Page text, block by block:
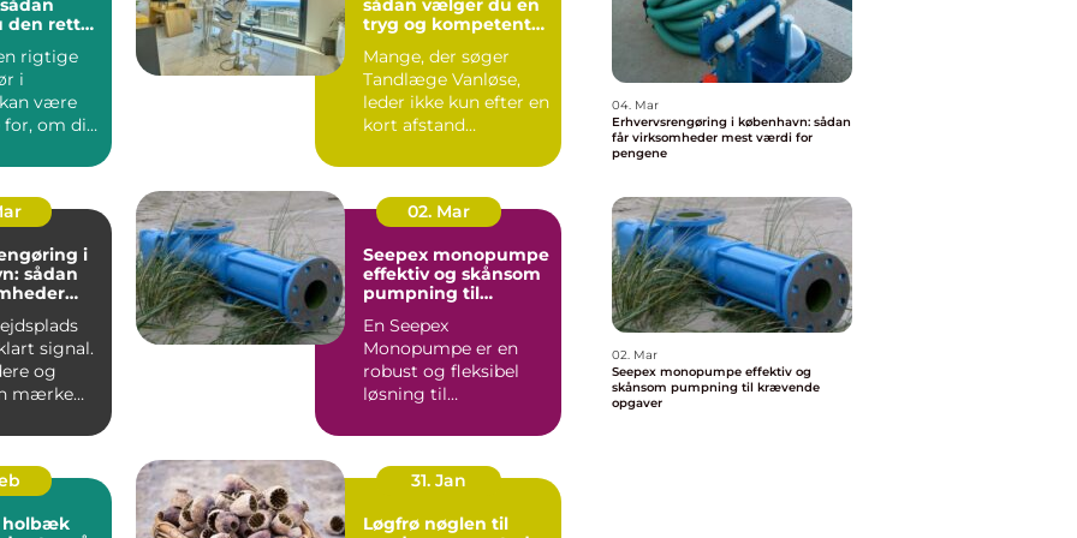
den rette
rigtige
i
være
for, om dit
tryg og kompetent
Mange, der søger
Tandlæge Vanløse,
leder ikke kun efter en
kort afstand
også have ...
i
sådan
signal.
og
mærke
02. Mar
Seepex monopumpe
effektiv og skånsom
pumpning til
En Seepex
Monopumpe er en
robust og fleksibel
løsning til
arbejder med
tyktflydend...
31. Jan
Løgfrø nøglen til
04. Mar
Erhvervsrengøring i københavn: sådan
får virksomheder mest værdi for
pengene
02. Mar
Seepex monopumpe effektiv og
skånsom pumpning til krævende
opgaver